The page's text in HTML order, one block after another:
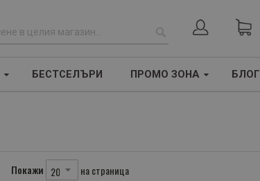
ТЪРСЕНЕ
БЕСТСЕЛЪРИ ПРОМО ЗОНА БЛОГ
Покажи на страница